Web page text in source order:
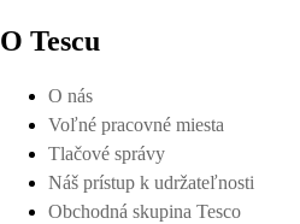
O Tescu
O nás
Voľné pracovné miesta
Tlačové správy
Náš prístup k udržateľnosti
Obchodná skupina Tesco